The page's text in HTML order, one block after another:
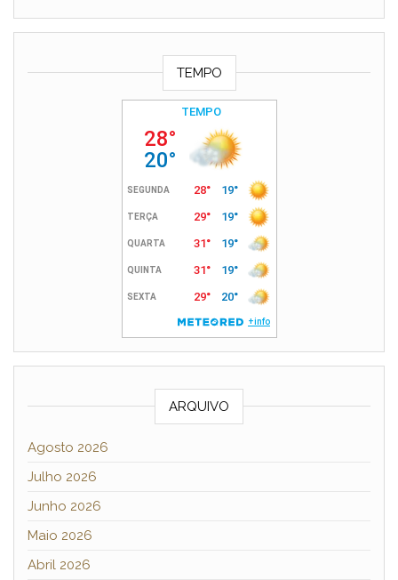
TEMPO
ARQUIVO
Agosto 2026
Julho 2026
Junho 2026
Maio 2026
Abril 2026